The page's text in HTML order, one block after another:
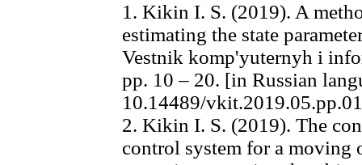
1. Kikin I. S. (2019). A
estimating the state
Vestnik komp'yuternyh i
pp. 10 – 20. [in Russian
10.14489/
2. Kikin I. S. (2019). The
control system for a moving